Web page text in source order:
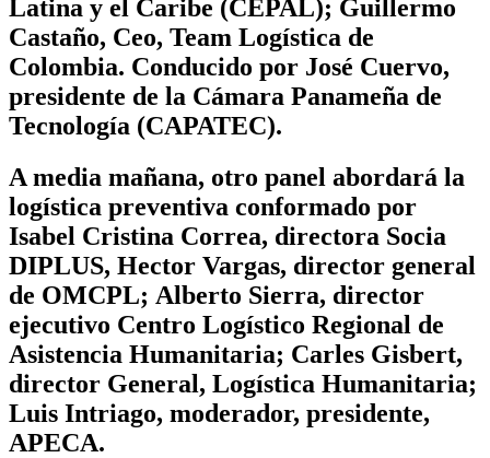
Latina y el Caribe (CEPAL); Guillermo
Castaño, Ceo, Team Logística de
Colombia. Conducido por José Cuervo,
presidente de la Cámara Panameña de
Tecnología (CAPATEC).
A media mañana, otro panel abordará la
logística preventiva conformado por
Isabel Cristina Correa, directora Socia
DIPLUS, Hector Vargas, director general
de OMCPL; Alberto Sierra, director
ejecutivo Centro Logístico Regional de
Asistencia Humanitaria; Carles Gisbert,
director General, Logística Humanitaria;
Luis Intriago, moderador, presidente,
APECA.